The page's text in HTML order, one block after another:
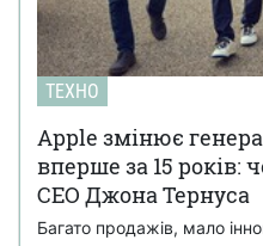
ТЕХНО
Apple змінює
вперше за 15 років:
CEO Джона Тернуса
Багато продажів, мало